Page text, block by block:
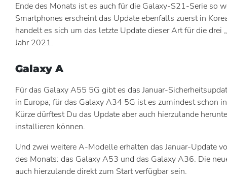
Ende des Monats ist es auch für die Galaxy-S21-Serie so
Smartphones erscheint das Update ebenfalls zuerst in
handelt es sich um das letzte Update dieser Art für die drei
Jahr 2021.
Galaxy A
Für das Galaxy A55 5G gibt es das Januar-
in Europa; für das Galaxy A34 5G ist es zumindest schon
Kürze dürftest Du das Update aber auch hierzulande
installieren können.
Und zwei weitere A-Modelle erhalten das Januar-Update
des Monats: das Galaxy A53 und das Galaxy A36. Die
auch hierzulande direkt zum Start verfügbar sein.